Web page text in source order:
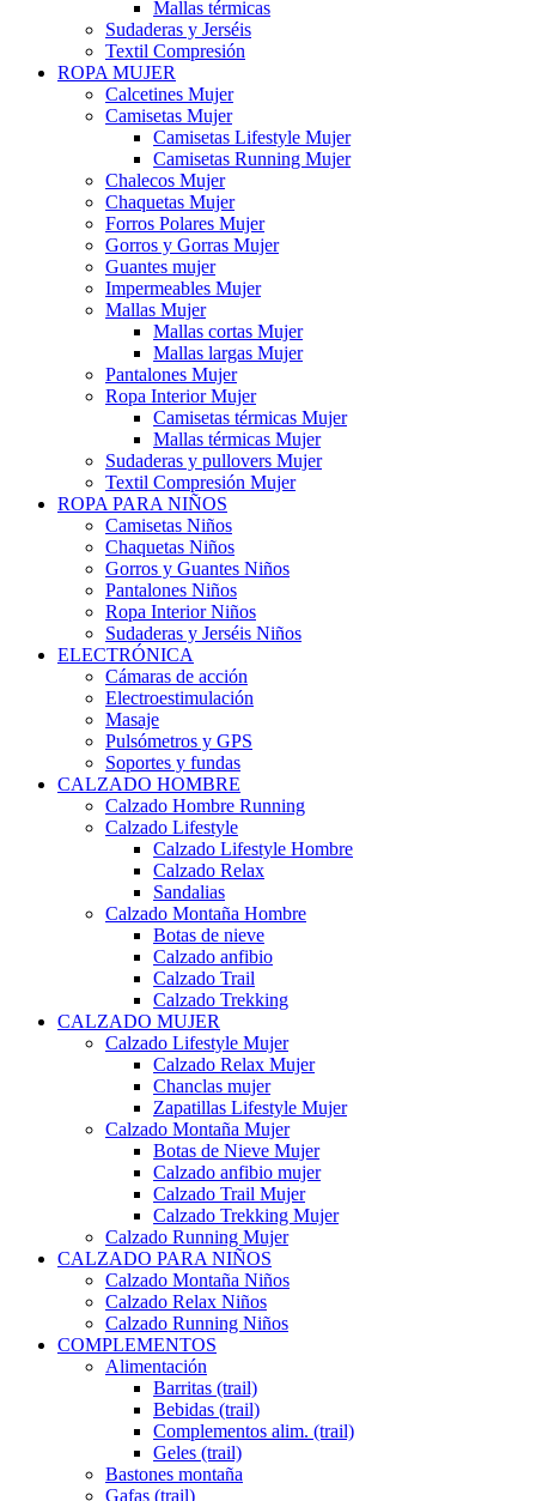
Mallas térmicas
Sudaderas y Jerséis
Textil Compresión
ROPA MUJER
Calcetines Mujer
Camisetas Mujer
Camisetas Lifestyle Mujer
Camisetas Running Mujer
Chalecos Mujer
Chaquetas Mujer
Forros Polares Mujer
Gorros y Gorras Mujer
Guantes mujer
Impermeables Mujer
Mallas Mujer
Mallas cortas Mujer
Mallas largas Mujer
Pantalones Mujer
Ropa Interior Mujer
Camisetas térmicas Mujer
Mallas térmicas Mujer
Sudaderas y pullovers Mujer
Textil Compresión Mujer
ROPA PARA NIÑOS
Camisetas Niños
Chaquetas Niños
Gorros y Guantes Niños
Pantalones Niños
Ropa Interior Niños
Sudaderas y Jerséis Niños
ELECTRÓNICA
Cámaras de acción
Electroestimulación
Masaje
Pulsómetros y GPS
Soportes y fundas
CALZADO HOMBRE
Calzado Hombre Running
Calzado Lifestyle
Calzado Lifestyle Hombre
Calzado Relax
Sandalias
Calzado Montaña Hombre
Botas de nieve
Calzado anfibio
Calzado Trail
Calzado Trekking
CALZADO MUJER
Calzado Lifestyle Mujer
Calzado Relax Mujer
Chanclas mujer
Zapatillas Lifestyle Mujer
Calzado Montaña Mujer
Botas de Nieve Mujer
Calzado anfibio mujer
Calzado Trail Mujer
Calzado Trekking Mujer
Calzado Running Mujer
CALZADO PARA NIÑOS
Calzado Montaña Niños
Calzado Relax Niños
Calzado Running Niños
COMPLEMENTOS
Alimentación
Barritas (trail)
Bebidas (trail)
Complementos alim. (trail)
Geles (trail)
Bastones montaña
Gafas (trail)